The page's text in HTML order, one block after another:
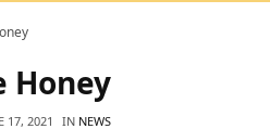
Honey
17, 2021 IN NEWS